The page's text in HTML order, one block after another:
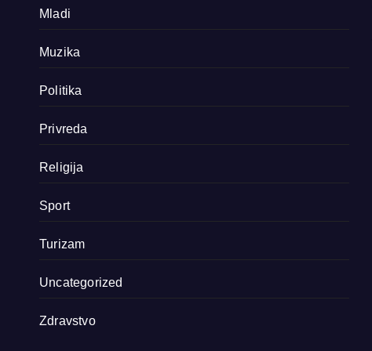
Mladi
Muzika
Politika
Privreda
Religija
Sport
Turizam
Uncategorized
Zdravstvo